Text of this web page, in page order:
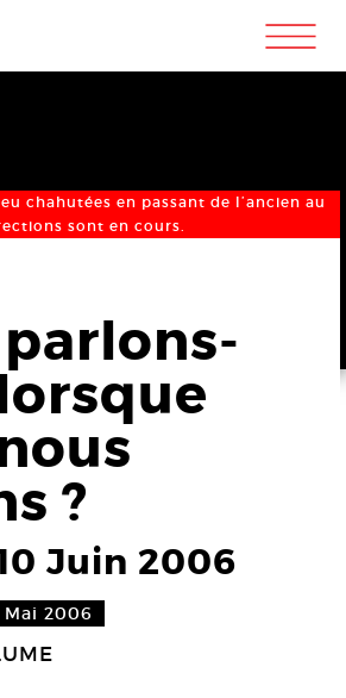
m
chahutées en passant de l’ancien au
sont en cours.
?
Juin 2006
Mai 2006